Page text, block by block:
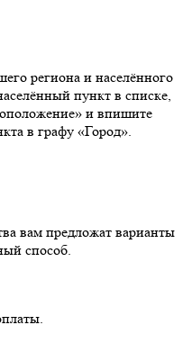
региона и населённого
пункт в списке,
и впишите
в графу «Город».
вам предложат варианты
способ.